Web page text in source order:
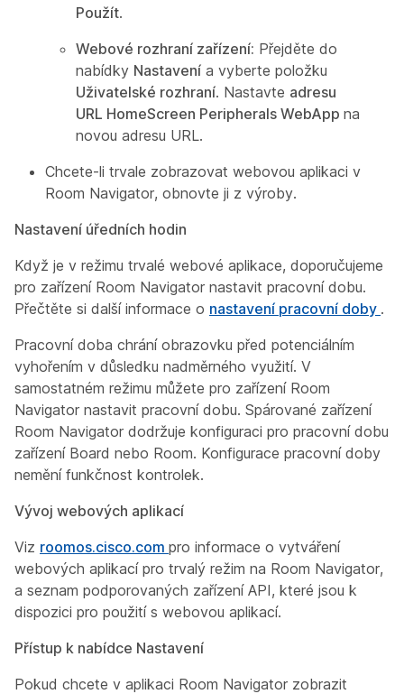
Použít.
Webové rozhraní zařízení: Přejděte do
nabídky Nastavení a vyberte položku
Uživatelské rozhraní. Nastavte adresu
URL HomeScreen Peripherals WebApp na
novou adresu URL.
Chcete-li trvale zobrazovat webovou aplikaci v
Room Navigator, obnovte ji z výroby.
Nastavení úředních hodin
Když je v režimu trvalé webové aplikace, doporučujeme
pro zařízení Room Navigator nastavit pracovní dobu.
Přečtěte si další informace o nastavení pracovní doby .
Pracovní doba chrání obrazovku před potenciálním
vyhořením v důsledku nadměrného využití. V
samostatném režimu můžete pro zařízení Room
Navigator nastavit pracovní dobu. Spárované zařízení
Room Navigator dodržuje konfiguraci pro pracovní dobu
zařízení Board nebo Room. Konfigurace pracovní doby
nemění funkčnost kontrolek.
Vývoj webových aplikací
Viz roomos.cisco.com pro informace o vytváření
webových aplikací pro trvalý režim na Room Navigator,
a seznam podporovaných zařízení API, které jsou k
dispozici pro použití s webovou aplikací.
Přístup k nabídce Nastavení
Pokud chcete v aplikaci Room Navigator zobrazit